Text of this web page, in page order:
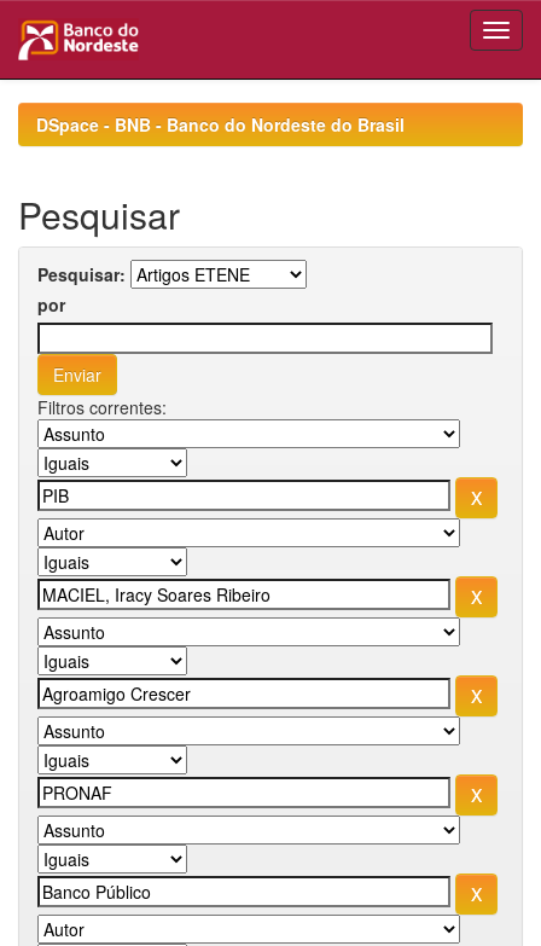
navigationDSpace - BNB - Banco do Nordeste do Brasil
Pesquisar
Pesquisar:
por
Filtros correntes: